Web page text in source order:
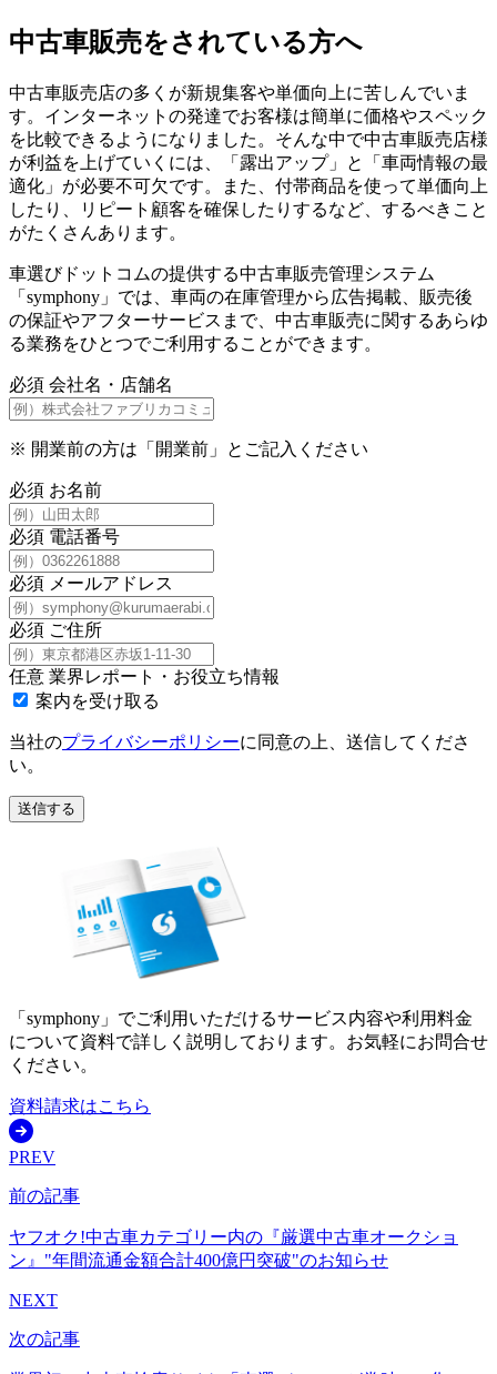
中古車販売をされている方へ
中古車販売店の多くが新規集客や単価向上に苦しんでいま
す。インターネットの発達でお客様は簡単に価格やスペック
を比較できるようになりました。そんな中で中古車販売店様
が利益を上げていくには、「露出アップ」と「車両情報の最
適化」が必要不可欠です。また、付帯商品を使って単価向上
したり、リピート顧客を確保したりするなど、するべきこと
がたくさんあります。
車選びドットコムの提供する中古車販売管理システム
「symphony」では、車両の在庫管理から広告掲載、販売後
の保証やアフターサービスまで、中古車販売に関するあらゆ
る業務をひとつでご利用することができます。
必須 会社名・店舗名
※ 開業前の方は「開業前」とご記入ください
必須 お名前
必須 電話番号
必須 メールアドレス
必須 ご住所
任意 業界レポート・お役立ち情報
案内を受け取る
当社のプライバシーポリシーに同意の上、送信してくださ
い。
送信する
「symphony」でご利用いただけるサービス内容や利用料金
について資料で詳しく説明しております。お気軽にお問合せ
ください。
資料請求はこちら
PREV
前の記事
ヤフオク!中古車カテゴリー内の『厳選中古車オークショ
ン』"年間流通金額合計400億円突破"のお知らせ
NEXT
次の記事